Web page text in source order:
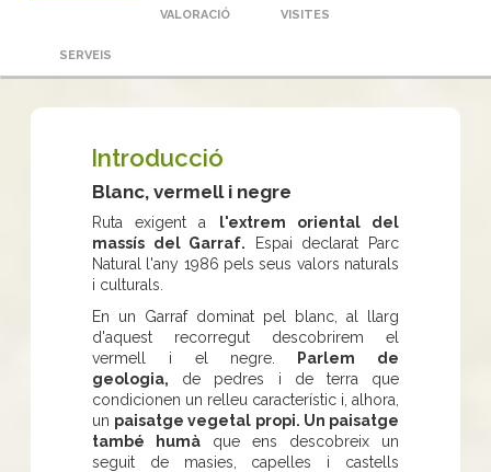
VALORACIÓ VISITES
SERVEIS
Introducció
Blanc, vermell i negre
Ruta exigent a
l'extrem oriental del
massís del Garraf. Espai declarat Parc
Natural l'any 1986 pels seus valors naturals
i culturals.
En un Garraf dominat pel blanc, al llarg
d'aquest recorregut descobrirem el
vermell i el negre.
Parlem de
geologia, de pedres i de terra que
condicionen un relleu característic i, alhora,
un paisatge vegetal propi. Un paisatge
també humà que ens descobreix un
seguit de masies, capelles i castells